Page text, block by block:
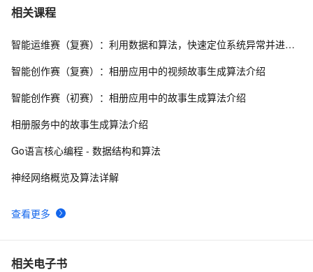
7 数组求和算法系列
8 游戏人工智能——A*寻路算法实践
10微软的22道数据结构算法面试题
相关课程
查看更多
智能运维赛（复赛）：利用数据和算法，快速定位系统异常并进行根因分析
智能创作赛（复赛）：相册应用中的视频故事生成算法介绍
智能创作赛（初赛）：相册应用中的故事生成算法介绍
相册服务中的故事生成算法介绍
Go语言核心编程 - 数据结构和算法
神经网络概览及算法详解
相关电子书